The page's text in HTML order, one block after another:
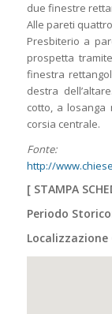
due finestre
Alle pareti
Presbiterio a
prospetta
finestra
destra
cotto, a losanga
corsia centrale.
Fonte:
http://
[ STAMPA
Periodo
Localizzazione